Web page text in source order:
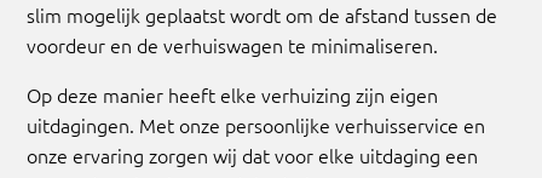
slim mogelijk geplaatst wordt om de afstand tussen de
voordeur en de verhuiswagen te minimaliseren.
Op deze manier heeft elke verhuizing zijn eigen
uitdagingen. Met onze persoonlijke verhuisservice en
onze ervaring zorgen wij dat voor elke uitdaging een